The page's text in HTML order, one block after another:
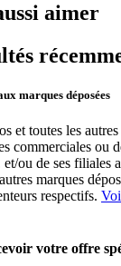
aimer
marques déposées
et toutes les autres
commerciales ou
ou de ses filiales
marques
respectifs.
votre offre